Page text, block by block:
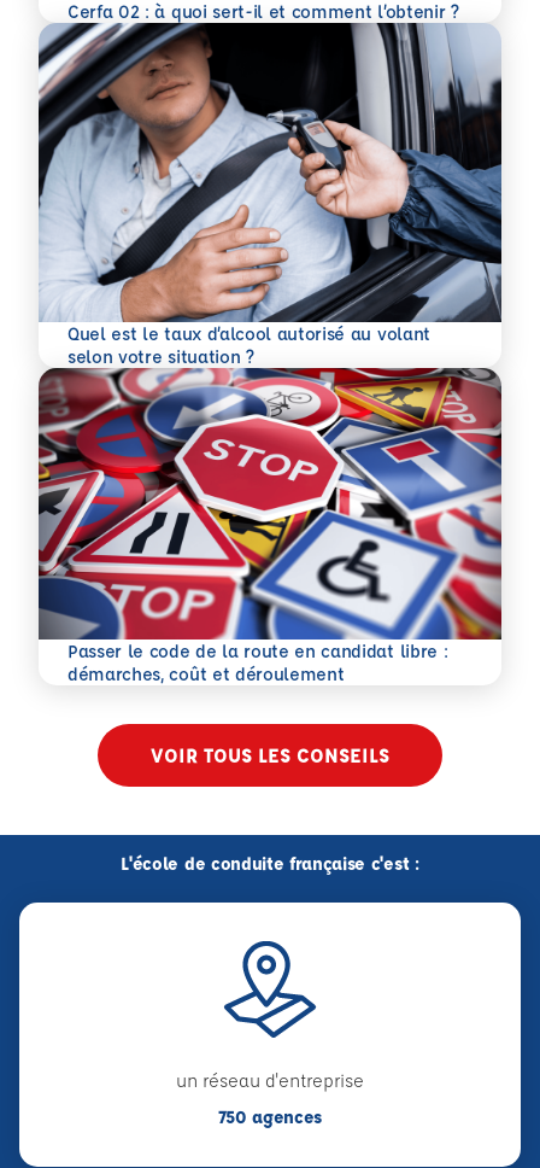
Cerfa 02 : à quoi sert-il et comment l’obtenir ?
En savoir plus
Quel est le taux d’alcool autorisé au volant
selon votre situation ?
En savoir plus
Passer le code de la route en candidat libre :
démarches, coût et déroulement
En savoir plus
VOIR TOUS LES CONSEILS
L'école de conduite française c'est :
un réseau d'entreprise
750 agences